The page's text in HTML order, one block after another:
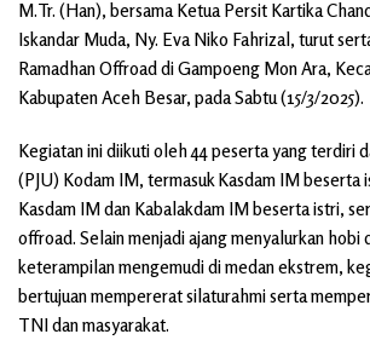
M.Tr. (Han), bersama Ketua Persit Kartika
Iskandar Muda, Ny. Eva Niko Fahrizal, turut
Ramadhan Offroad di Gampoeng Mon Ara,
Kabupaten Aceh Besar, pada Sabtu (15/3/2025).
Kegiatan ini diikuti oleh 44 peserta yang terdiri
(PJU) Kodam IM, termasuk Kasdam IM beserta
Kasdam IM dan Kabalakdam IM beserta istri,
offroad. Selain menjadi ajang menyalurkan hobi
keterampilan mengemudi di medan ekstrem,
bertujuan mempererat silaturahmi serta
TNI dan masyarakat.